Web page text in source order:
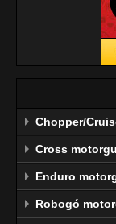
Chopper/
Cross
Enduro
Robogó